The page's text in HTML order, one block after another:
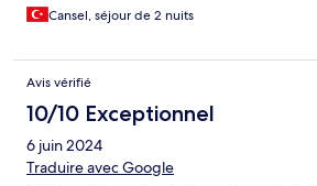
Cansel, séjour de 2 nuits
Avis vérifié
10/10 Exceptionnel
6 juin 2024
Traduire avec Google